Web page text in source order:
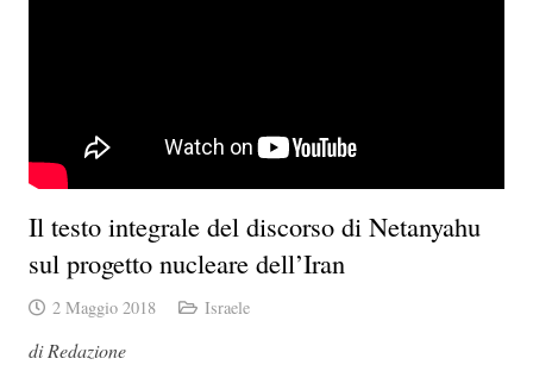
Il testo integrale del discorso di Netanyahu
sul progetto nucleare dell’Iran
2 Maggio 2018 Israele
di Redazione